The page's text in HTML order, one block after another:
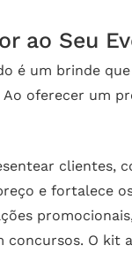
ao Seu
é um brinde
oferecer um
clientes,
e fortalece
O kit